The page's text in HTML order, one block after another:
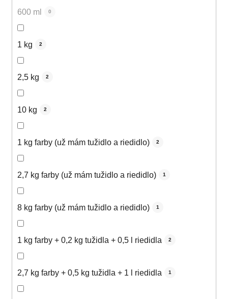
600 ml 0
1 kg 2
2,5 kg 2
10 kg 2
1 kg farby (už mám tužidlo a riedidlo) 2
2,7 kg farby (už mám tužidlo a riedidlo) 1
8 kg farby (už mám tužidlo a riedidlo) 1
1 kg farby + 0,2 kg tužidla + 0,5 l riedidla 2
2,7 kg farby + 0,5 kg tužidla + 1 l riedidla 1